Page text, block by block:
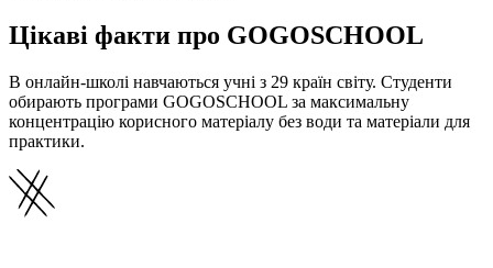
Цікаві факти про GOGOSCHOOL
В онлайн-школі навчаються учні з 29 країн світу. Студенти
обирають програми GOGOSCHOOL за максимальну
концентрацію корисного матеріалу без води та матеріали для
практики.